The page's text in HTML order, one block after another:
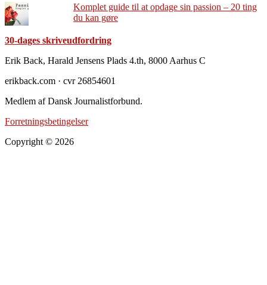
Komplet guide til at opdage sin passion – 20 ting
du kan gøre
30-dages skriveudfordring
Footer
Erik Back, Harald Jensens Plads 4.th, 8000 Aarhus C
erikback.com · cvr 26854601
Medlem af Dansk Journalistforbund.
Forretningsbetingelser
Copyright © 2026